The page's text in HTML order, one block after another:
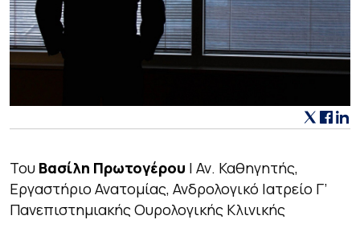
Του Βασίλη Πρωτογέρου | Αν. Καθηγητής,
Εργαστήριο Ανατομίας, Ανδρολογικό Ιατρείο Γ’
Πανεπιστημιακής Ουρολογικής Κλινικής